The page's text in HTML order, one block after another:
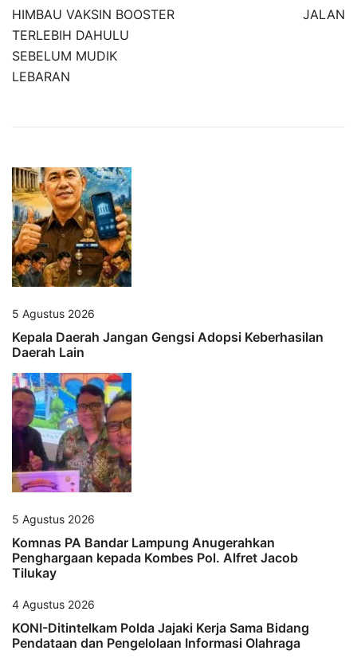
HIMBAU VAKSIN BOOSTER
TERLEBIH DAHULU
SEBELUM MUDIK
LEBARAN
JALAN
5 Agustus 2026
Kepala Daerah Jangan Gengsi Adopsi Keberhasilan
Daerah Lain
5 Agustus 2026
Komnas PA Bandar Lampung Anugerahkan
Penghargaan kepada Kombes Pol. Alfret Jacob
Tilukay
4 Agustus 2026
KONI-Ditintelkam Polda Jajaki Kerja Sama Bidang
Pendataan dan Pengelolaan Informasi Olahraga